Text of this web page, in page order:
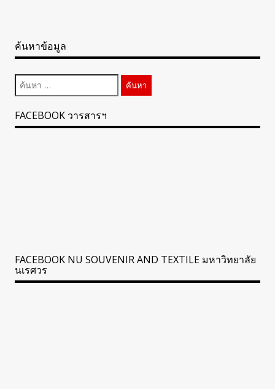
ค้นหาข้อมูล
ค้นหา
สำหรับ:
FACEBOOK วารสารฯ
FACEBOOK NU SOUVENIR AND TEXTILE มหาวิทยาลัย
นเรศวร